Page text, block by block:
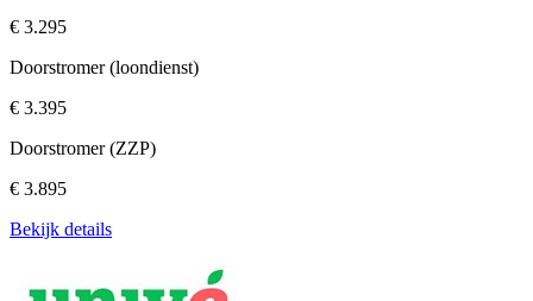
€ 3.295
Doorstromer (loondienst)
€ 3.395
Doorstromer (ZZP)
€ 3.895
Bekijk details